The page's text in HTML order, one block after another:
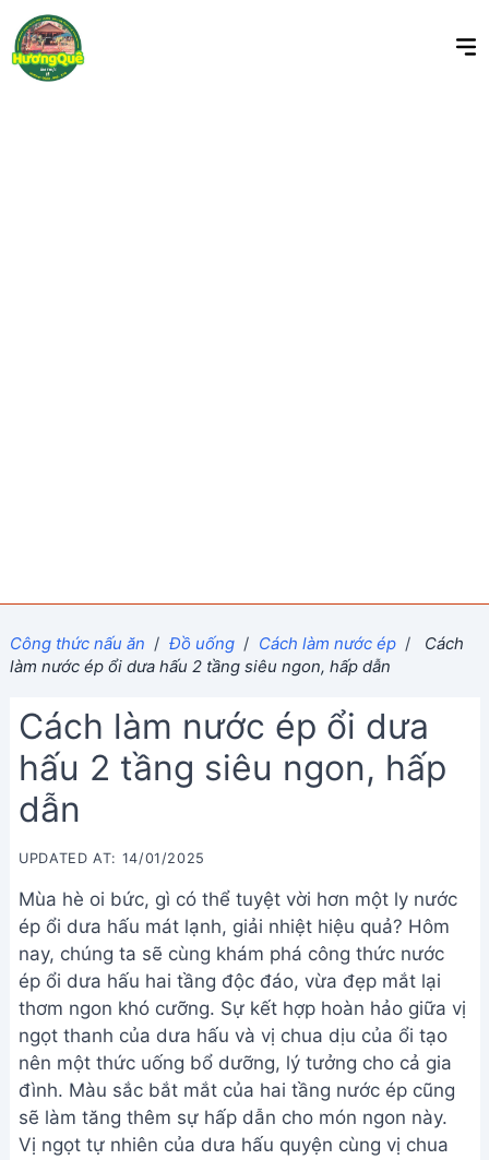
Công thức nấu ăn / Đồ uống / Cách làm nước ép /
Cách
làm nước ép ổi dưa hấu 2 tầng siêu ngon, hấp dẫn
Cách làm nước ép ổi dưa
hấu 2 tầng siêu ngon, hấp
dẫn
UPDATED AT: 14/01/2025
Mùa hè oi bức, gì có thể tuyệt vời hơn một ly nước
ép ổi dưa hấu mát lạnh, giải nhiệt hiệu quả? Hôm
nay, chúng ta sẽ cùng khám phá công thức nước
ép ổi dưa hấu hai tầng độc đáo, vừa đẹp mắt lại
thơm ngon khó cưỡng. Sự kết hợp hoàn hảo giữa vị
ngọt thanh của dưa hấu và vị chua dịu của ổi tạo
nên một thức uống bổ dưỡng, lý tưởng cho cả gia
đình. Màu sắc bắt mắt của hai tầng nước ép cũng
sẽ làm tăng thêm sự hấp dẫn cho món ngon này.
Vị ngọt tự nhiên của dưa hấu quyện cùng vị chua